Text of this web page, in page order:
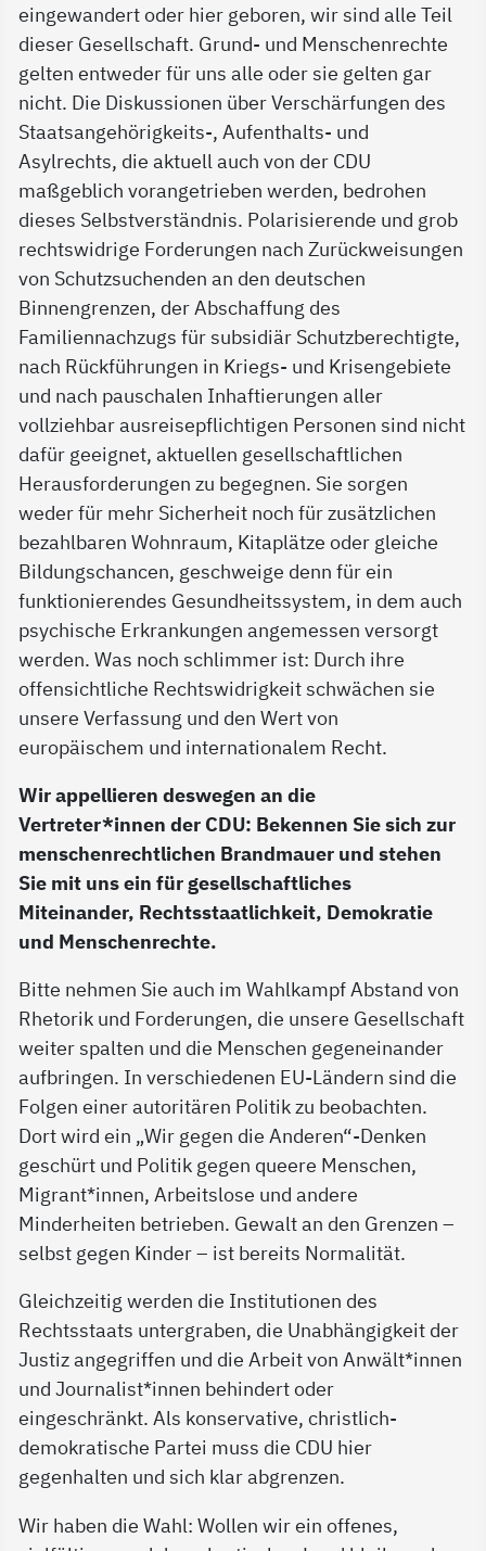
eingewandert oder hier geboren, wir sind alle Teil
dieser Gesellschaft. Grund- und Menschenrechte
gelten entweder für uns alle oder sie gelten gar
nicht. Die Diskussionen über Verschärfungen des
Staatsangehörigkeits-, Aufenthalts- und
Asylrechts, die aktuell auch von der CDU
maßgeblich vorangetrieben werden, bedrohen
dieses Selbstverständnis. Polarisierende und grob
rechtswidrige Forderungen nach Zurückweisungen
von Schutzsuchenden an den deutschen
Binnengrenzen, der Abschaffung des
Familiennachzugs für subsidiär Schutzberechtigte,
nach Rückführungen in Kriegs- und Krisengebiete
und nach pauschalen Inhaftierungen aller
vollziehbar ausreisepflichtigen Personen sind nicht
dafür geeignet, aktuellen gesellschaftlichen
Herausforderungen zu begegnen. Sie sorgen
weder für mehr Sicherheit noch für zusätzlichen
bezahlbaren Wohnraum, Kitaplätze oder gleiche
Bildungschancen, geschweige denn für ein
funktionierendes Gesundheitssystem, in dem auch
psychische Erkrankungen angemessen versorgt
werden. Was noch schlimmer ist: Durch ihre
offensichtliche Rechtswidrigkeit schwächen sie
unsere Verfassung und den Wert von
europäischem und internationalem Recht.
Wir appellieren deswegen an die
Vertreter*innen der CDU: Bekennen Sie sich zur
menschenrechtlichen Brandmauer und stehen
Sie mit uns ein für gesellschaftliches
Miteinander, Rechtsstaatlichkeit, Demokratie
und Menschenrechte.
Bitte nehmen Sie auch im Wahlkampf Abstand von
Rhetorik und Forderungen, die unsere Gesellschaft
weiter spalten und die Menschen gegeneinander
aufbringen. In verschiedenen EU-Ländern sind die
Folgen einer autoritären Politik zu beobachten.
Dort wird ein „Wir gegen die Anderen“-Denken
geschürt und Politik gegen queere Menschen,
Migrant*innen, Arbeitslose und andere
Minderheiten betrieben. Gewalt an den Grenzen –
selbst gegen Kinder – ist bereits Normalität.
Gleichzeitig werden die Institutionen des
Rechtsstaats untergraben, die Unabhängigkeit der
Justiz angegriffen und die Arbeit von Anwält*innen
und Journalist*innen behindert oder
eingeschränkt. Als konservative, christlich-
demokratische Partei muss die CDU hier
gegenhalten und sich klar abgrenzen.
Wir haben die Wahl: Wollen wir ein offenes,